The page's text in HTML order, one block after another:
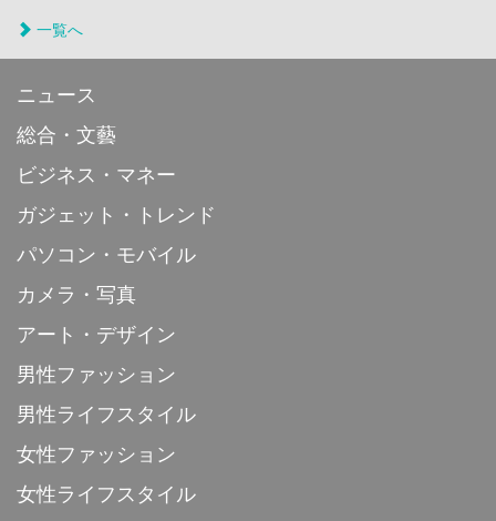
一覧へ
ニュース
総合・文藝
ビジネス・マネー
ガジェット・トレンド
パソコン・モバイル
カメラ・写真
アート・デザイン
男性ファッション
男性ライフスタイル
女性ファッション
女性ライフスタイル